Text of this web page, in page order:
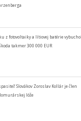
z fotovoltaiky a lítiovej batérie vybuchol
takmer 300 000 EUR
Slovákov Zoroslav Kollár je člen
lóže